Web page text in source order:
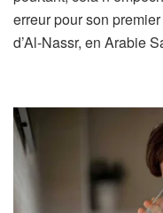
erreur pour son
d’Al-Nassr, en Arabie